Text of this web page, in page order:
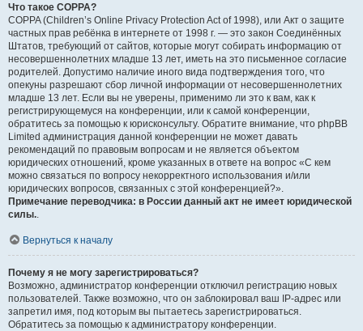
Что такое COPPA?
COPPA (Children’s Online Privacy Protection Act of 1998), или Акт о защите
частных прав ребёнка в интернете от 1998 г. — это закон Соединённых
Штатов, требующий от сайтов, которые могут собирать информацию от
несовершеннолетних младше 13 лет, иметь на это письменное согласие
родителей. Допустимо наличие иного вида подтверждения того, что
опекуны разрешают сбор личной информации от несовершеннолетних
младше 13 лет. Если вы не уверены, применимо ли это к вам, как к
регистрирующемуся на конференции, или к самой конференции,
обратитесь за помощью к юрисконсульту. Обратите внимание, что phpBB
Limited администрация данной конференции не может давать
рекомендаций по правовым вопросам и не является объектом
юридических отношений, кроме указанных в ответе на вопрос «С кем
можно связаться по вопросу некорректного использования и/или
юридических вопросов, связанных с этой конференцией?».
Примечание переводчика: в России данный акт не имеет юридической
силы.
Вернуться к началу
Почему я не могу зарегистрироваться?
Возможно, администратор конференции отключил регистрацию новых
пользователей. Также возможно, что он заблокировал ваш IP-адрес или
запретил имя, под которым вы пытаетесь зарегистрироваться.
Обратитесь за помощью к администратору конференции.